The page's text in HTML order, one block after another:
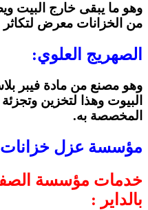
وهو ما يبقى خارج البيت
من الخزانات معرض لتكاثر
الصهريج العلوي:
وهو مصنع من مادة فيبر
البيوت وهذا لتخزين
المخصصة به.
مؤسسة عزل خزانات
خدمات مؤسسة
بالداير :